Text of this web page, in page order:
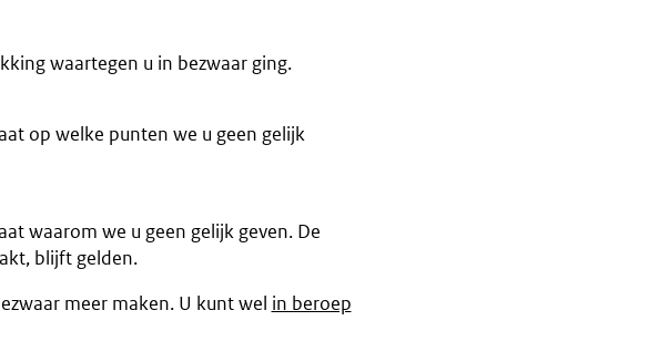
waartegen u in bezwaar ging.
op welke punten we u geen gelijk
waarom we u geen gelijk geven. De
blijft gelden.
meer maken. U kunt wel in beroep